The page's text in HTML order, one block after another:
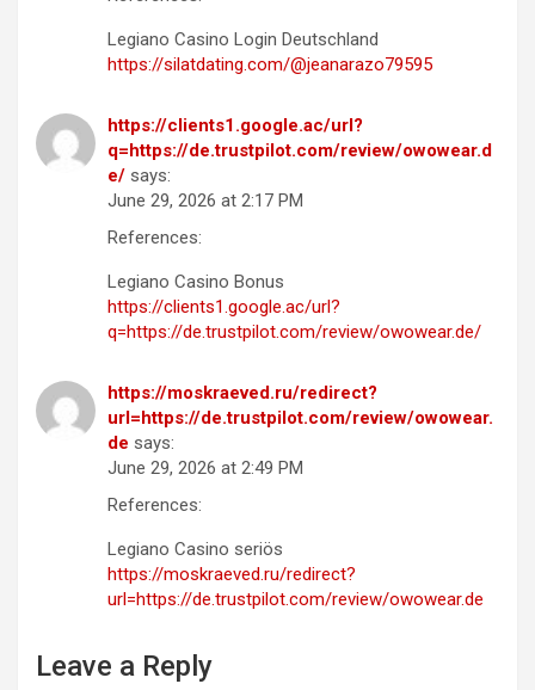
Legiano Casino Login Deutschland
https://silatdating.com/@jeanarazo79595
https://clients1.google.ac/url?
q=https://de.trustpilot.com/review/owowear.d
e/ says:
June 29, 2026 at 2:17 PM
References:
Legiano Casino Bonus
https://clients1.google.ac/url?
q=https://de.trustpilot.com/review/owowear.de/
https://moskraeved.ru/redirect?
url=https://de.trustpilot.com/review/owowear.
de says:
June 29, 2026 at 2:49 PM
References:
Legiano Casino seriös
https://moskraeved.ru/redirect?
url=https://de.trustpilot.com/review/owowear.de
Leave a Reply